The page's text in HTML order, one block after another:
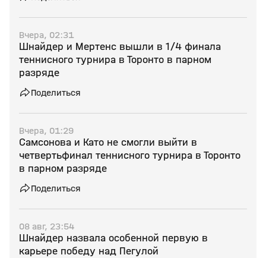
Вчера, 02:31
Шнайдер и Мертенс вышли в 1/4 финала
теннисного турнира в Торонто в парном
разряде
Поделиться
Вчера, 01:29
Самсонова и Като не смогли выйти в
четвертьфинал теннисного турнира в Торонто
в парном разряде
Поделиться
08 авг, 23:54
Шнайдер назвала особенной первую в
карьере победу над Пегулой